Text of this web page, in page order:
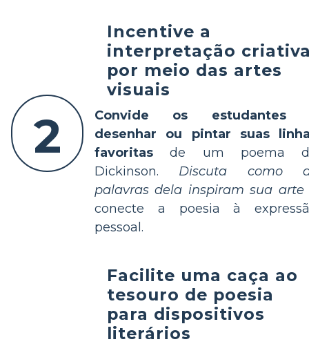
2
Incentive a
interpretação
por meio das artes
visuais
Convide os estudantes
desenhar ou pintar suas
favoritas de um poema
Dickinson. Discuta como
palavras dela inspiram sua arte
conecte a poesia à
pessoal.
Facilite uma caça ao
tesouro de poesia
para dispositivos
literários